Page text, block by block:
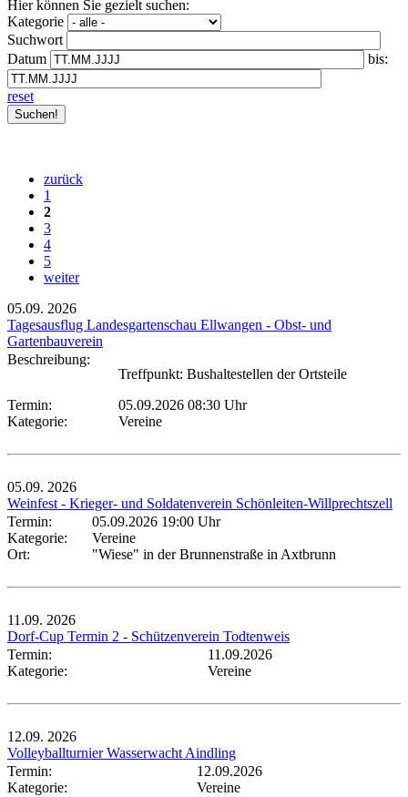
Hier können Sie gezielt suchen:
Kategorie
Suchwort
Datum
bis:
reset
zurück
1
2
3
4
5
weiter
05.09. 2026
Tagesausflug Landesgartenschau Ellwangen - Obst- und
Gartenbauverein
Beschreibung:
Treffpunkt: Bushaltestellen der Ortsteile
Termin:
05.09.2026 08:30 Uhr
Kategorie:
Vereine
05.09. 2026
Weinfest - Krieger- und Soldatenverein Schönleiten-Willprechtszell
Termin:
05.09.2026 19:00 Uhr
Kategorie:
Vereine
Ort:
"Wiese" in der Brunnenstraße in Axtbrunn
11.09. 2026
Dorf-Cup Termin 2 - Schützenverein Todtenweis
Termin:
11.09.2026
Kategorie:
Vereine
12.09. 2026
Volleyballturnier Wasserwacht Aindling
Termin:
12.09.2026
Kategorie:
Vereine